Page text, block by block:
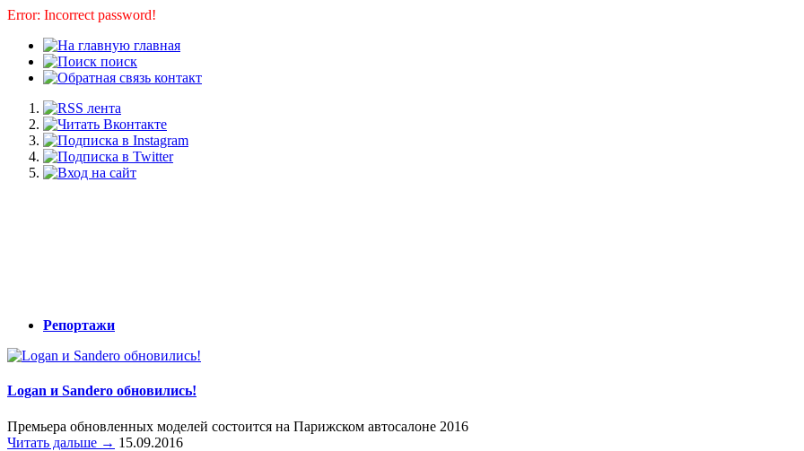
Error: Incorrect password!
главная
поиск
контакт
Репортажи
Logan и Sandero обновились!
Премьера обновленных моделей состоится на Парижском автосалоне 2016
Читать дальше → 15.09.2016